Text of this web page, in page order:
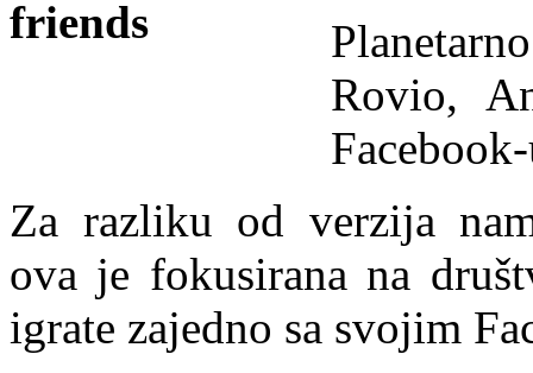
Rovio,
Za razliku od verzija
ova je fokusirana na
igrate zajedno sa svojim